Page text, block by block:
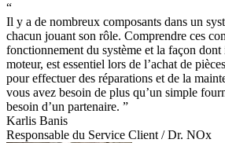
“
Il y a de nombreux composants dans un
chacun jouant son rôle. Comprendre ces
fonctionnement du système et la façon
moteur, est essentiel lors de l’achat de
pour effectuer des réparations et de la
vous avez besoin de plus qu’un simple
besoin d’un partenaire. ”
Karlis Banis
Responsable du Service Client / Dr. NOx